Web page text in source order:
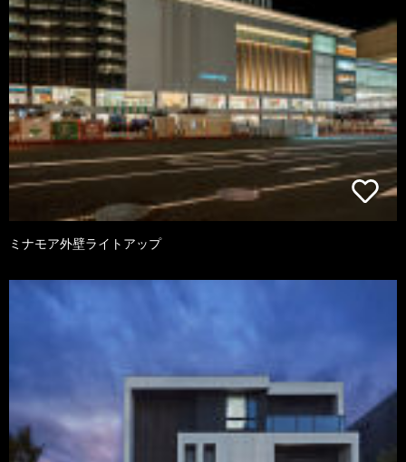
ミナモア外壁ライトアップ